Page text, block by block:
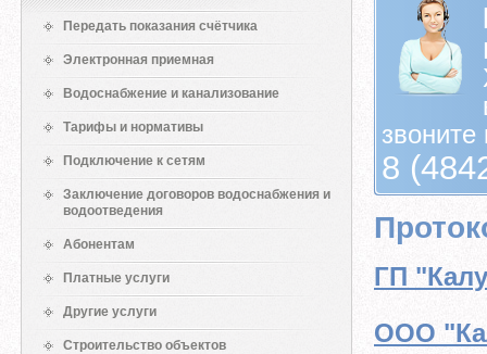
Передать показания счётчика
Электронная приемная
Водоснабжение и канализование
Тарифы и нормативы
Подключение к сетям
Заключение договоров водоснабжения и
водоотведения
Абонентам
Платные услуги
Другие услуги
Строительство объектов
звоните
8
ГП
ООО